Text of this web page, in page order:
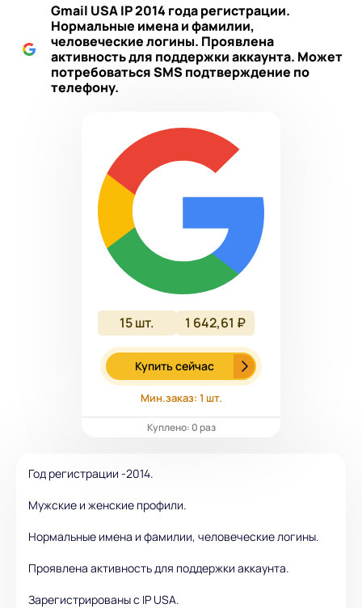
Gmail USA IP 2014 года регистрации.
Нормальные имена и фамилии,
человеческие логины. Проявлена
активность для поддержки аккаунта. Может
потребоваться SMS подтверждение по
телефону.
15шт. 1 642,61 ₽
Купить сейчас
Мин.заказ: 1 шт.
Куплено: 0 раз
Год регистрации -2014.
Мужские и женские профили.
Нормальные имена и фамилии, человеческие логины.
Проявлена активность для поддержки аккаунта.
Зарегистрированы с IP USA.